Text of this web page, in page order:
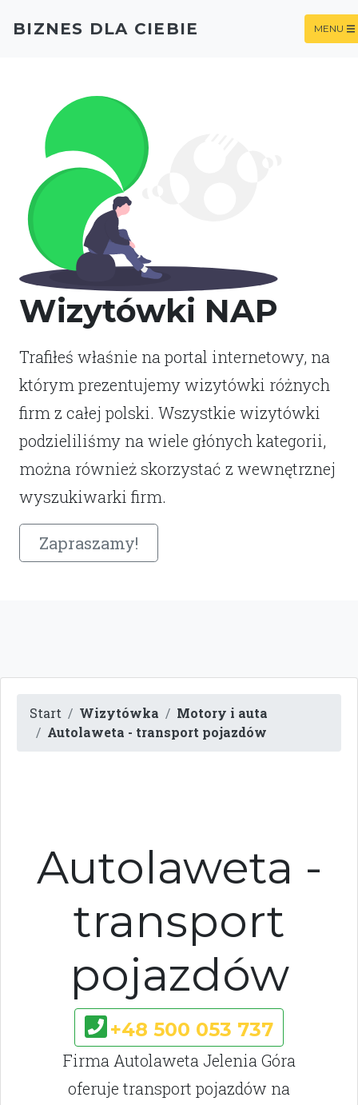
Wizytówki NAP
Trafiłeś właśnie na portal internetowy, na
którym prezentujemy wizytówki różnych
firm z całej polski. Wszystkie wizytówki
podzieliliśmy na wiele głónych kategorii,
można również skorzystać z wewnętrznej
wyszukiwarki firm.
Zapraszamy!
BIZNES DLA CIEBIE MENU
Start Wizytówka
Motory i auta
Autolaweta - transport pojazdów
Autolaweta -
transport
pojazdów
+48 500 053 737
Firma Autolaweta Jelenia Góra
oferuje transport pojazdów na